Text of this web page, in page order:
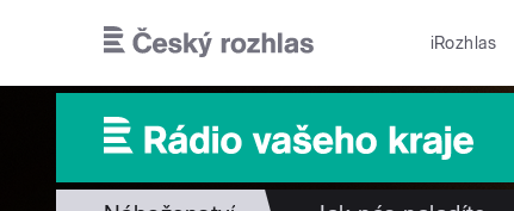
iRozhlas